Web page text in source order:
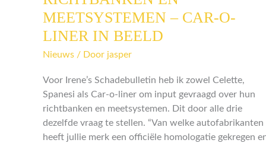
MEETSYSTEMEN – CAR-O-
LINER IN BEELD
Nieuws / Door jasper
Voor Irene’s Schadebulletin heb ik zowel Celette,
Spanesi als Car-o-liner om input gevraagd over hun
richtbanken en meetsystemen. Dit door alle drie
dezelfde vraag te stellen. “Van welke autofabrikanten
heeft jullie merk een officiële homologatie gekregen
EN
MEETSYSTEMEN
–
CAR-
LINER
IN
BEELD